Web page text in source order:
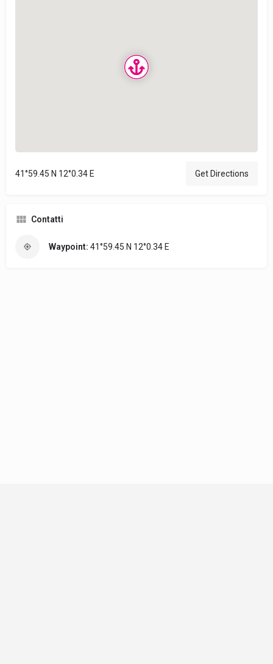
41°59.45 N 12°0.34 E Get Directions
Contatti
Waypoint: 41°59.45 N 12°0.34 E